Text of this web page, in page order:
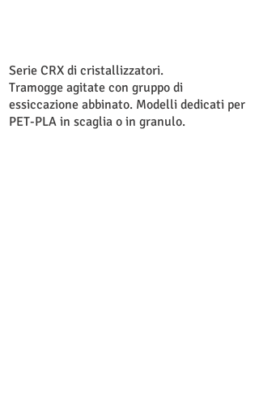
Serie CRX di cristallizzatori.
Tramogge agitate con gruppo di
essiccazione abbinato. Modelli dedicati per
PET-PLA in scaglia o in granulo.